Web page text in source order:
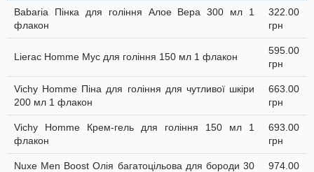
Babaria Пінка для гоління Алое Вера 300 мл 1
флакон
322.00
грн
Lierac Homme Мус для гоління 150 мл 1 флакон
595.00
грн
Vichy Homme Піна для гоління для чутливої шкіри
200 мл 1 флакон
663.00
грн
Vichy Homme Крем-гель для гоління 150 мл 1
флакон
693.00
грн
Nuxe Men Boost Олія багатоцільова для бороди 30
974.00